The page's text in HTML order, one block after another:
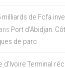
milliards de Fcfa
Port d’Abidjan:
de parc
d’Ivoire Terminal